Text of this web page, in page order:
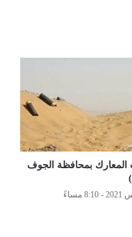
المعارك بمحافظة الجوف